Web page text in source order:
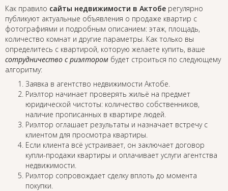
Как правило сайты недвижимости в Актобе регулярно
публикуют актуальные объявления о продаже квартир с
фотографиями и подробным описанием: этаж, площадь,
количество комнат и другие параметры. Как только вы
определитесь с квартирой, которую желаете купить, ваше
сотрудничество с риэлтором будет строиться по следующему
алгоритму:
Заявка в агентство недвижимости Актобе.
Риэлтор начинает проверять жильё на предмет
юридической чистоты: количество собственников,
наличие прописанных в квартире людей.
Риэлтор оглашает результаты и назначает встречу с
клиентом для просмотра квартиры.
Если клиента всё устраивает, он заключает договор
купли-продажи квартиры и оплачивает услуги агентства
недвижимости.
Риэлтор сопровождает сделку вплоть до момента
покупки.